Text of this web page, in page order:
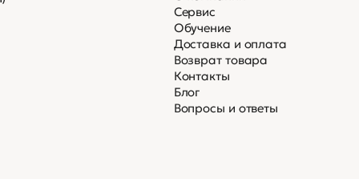
Сервис
Обучение
Доставка и оплата
Возврат товара
Контакты
Блог
Вопросы и ответы